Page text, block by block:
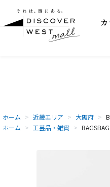
ホーム > 近畿エリア > 大阪府 >
ホーム > 工芸品・雑貨 >